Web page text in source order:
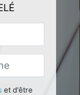
et d'être